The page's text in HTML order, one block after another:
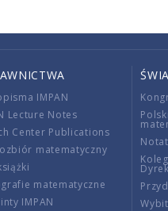
IMPAN
Lecture Notes
Center Publications
matematyczny
matematyczne
IMPAN